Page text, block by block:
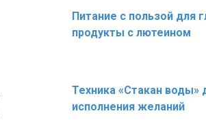
Питание с пользой для
продукты с лютеином
Техника «Стакан воды»
исполнения желаний